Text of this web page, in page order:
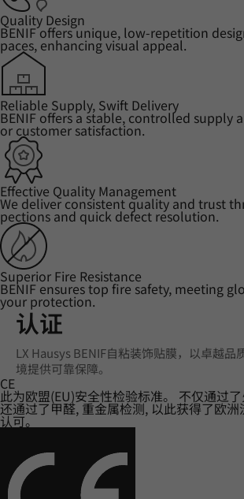
Quality Design
BENIF offers unique, low-repetition
paces, enhancing visual appeal.
Reliable Supply, Swift Delivery
BENIF offers a stable, controlled supply
or customer satisfaction.
Effective Quality Management
We deliver consistent quality and trust
pections and quick defect resolution.
Superior Fire Resistance
BENIF ensures top fire safety, meeting
your protection.
认证
LX Hausys BENIF自粘装饰贴膜，以卓越品
境提供可靠保障。
CE
此为欧盟(EU)安全性检验标准。 不仅通过
还通过了甲醛, 重金属检测, 以此获得了欧
认可。